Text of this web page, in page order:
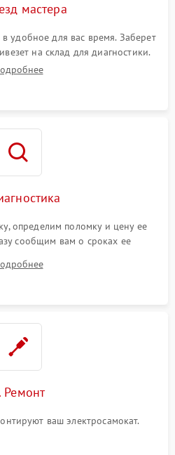
мастера
удобное для вас время. Заберет
на склад для диагностики.
определим поломку и цену ее
сообщим вам о сроках ее
Ремонт
ваш электросамокат.